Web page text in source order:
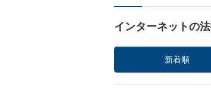
インターネットの
新着順